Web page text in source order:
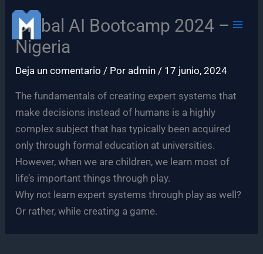
contenido
Global AI Bootcamp 2024 –
Nigeria
Deja un comentario / Por admin / 17 junio, 2024
The fundamentals of creating expert systems that
make decisions instead of humans is a highly
complex subject that has typically been acquired
only through formal education at universities.
However, when we are children, we learn most of
life’s important things through play.
Why not learn expert systems through play as well?
Or rather, while creating a game.